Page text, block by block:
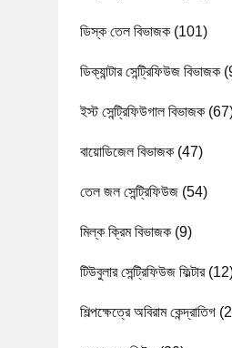
ডিস্ক তেল বিভাজক (101)
ডিক্যান্টার সেন্ট্রিফিউজ বিভাজক
ইস্ট সেন্ট্রিফিউগাল বিভাজক
বায়োডিজেল বিভাজক (47)
তেল জল সেন্ট্রিফিউজ (54)
মিল্ক ক্রিম বিভাজক (9)
টিউবুলার সেন্ট্রিফিউজ ফিল্টার
শিল্পক্ষেত্রে অবিরাম কেন্দ্রাতিগ